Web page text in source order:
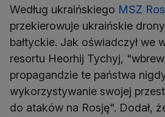
Według ukraińskiego MSZ
przekierowuje ukraińskie
bałtyckie. Jak oświadczył we
resortu Heorhij Tychyj,
propagandzie te państwa
wykorzystywanie swojej
do ataków na Rosję". Dodał,